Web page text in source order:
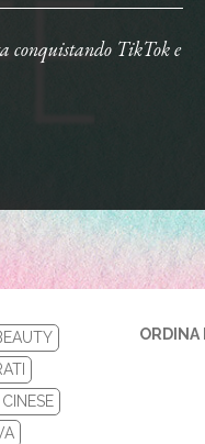
conquistando TikTok e
DI
ORDINA